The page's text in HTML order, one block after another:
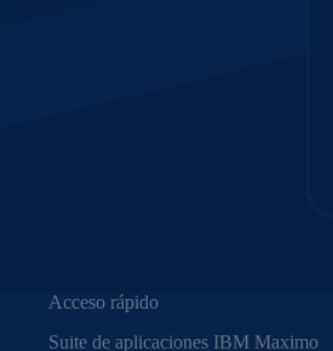
Acceso rápido
Suite de aplicaciones IBM Maximo